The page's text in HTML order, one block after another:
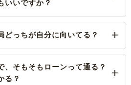
いいですか？
どっちが自分に向いてる？
、そもそもローンって通る？
る？